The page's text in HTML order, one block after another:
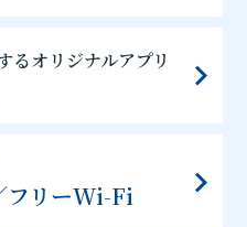
るオリジナルアプリ
フリーWi-Fi